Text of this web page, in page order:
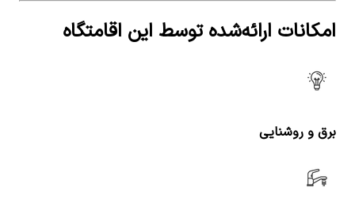
امکانات ارائه‌شده توسط این اقامتگاه
برق و روشنایی